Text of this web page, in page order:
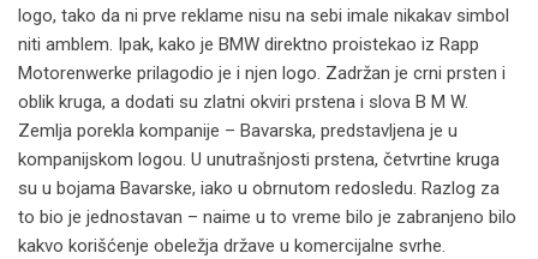
logo, tako da ni prve reklame nisu na sebi imale nikakav simbol
niti amblem. Ipak, kako je BMW direktno proistekao iz Rapp
Motorenwerke prilagodio je i njen logo. Zadržan je crni prsten i
oblik kruga, a dodati su zlatni okviri prstena i slova B M W.
Zemlja porekla kompanije – Bavarska, predstavljena je u
kompanijskom logou. U unutrašnjosti prstena, četvrtine kruga
su u bojama Bavarske, iako u obrnutom redosledu. Razlog za
to bio je jednostavan – naime u to vreme bilo je zabranjeno bilo
kakvo korišćenje obeležja države u komercijalne svrhe.